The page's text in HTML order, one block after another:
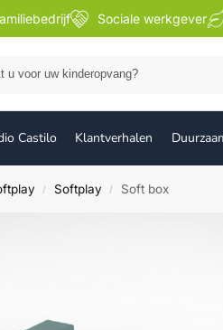
Sociale werkgever
Castilo Klantverhalen
/ Softplay / Soft box